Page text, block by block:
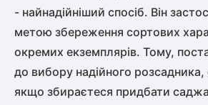
- найнадійніший спосіб. Він
метою збереження сортових
окремих екземплярів. Тому,
до вибору надійного розсадника,
якщо збираєтеся придбати